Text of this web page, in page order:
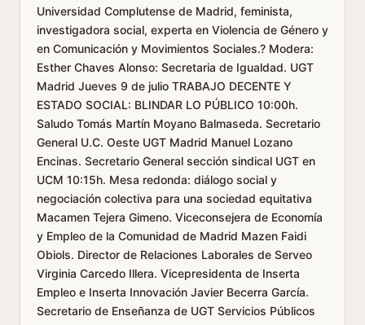
Universidad Complutense de Madrid, feminista,
investigadora social, experta en Violencia de Género y
en Comunicación y Movimientos Sociales.? Modera:
Esther Chaves Alonso: Secretaria de Igualdad. UGT
Madrid Jueves 9 de julio TRABAJO DECENTE Y
ESTADO SOCIAL: BLINDAR LO PÚBLICO 10:00h.
Saludo Tomás Martín Moyano Balmaseda. Secretario
General U.C. Oeste UGT Madrid Manuel Lozano
Encinas. Secretario General sección sindical UGT en
UCM 10:15h. Mesa redonda: diálogo social y
negociación colectiva para una sociedad equitativa
Macamen Tejera Gimeno. Viceconsejera de Economía
y Empleo de la Comunidad de Madrid Mazen Faidi
Obiols. Director de Relaciones Laborales de Serveo
Virginia Carcedo Illera. Vicepresidenta de Inserta
Empleo e Inserta Innovación Javier Becerra García.
Secretario de Enseñanza de UGT Servicios Públicos